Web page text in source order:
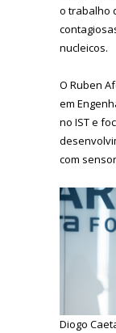
o trabalho
nucleicos.
O Ruben
em
no IST e
com
Diogo